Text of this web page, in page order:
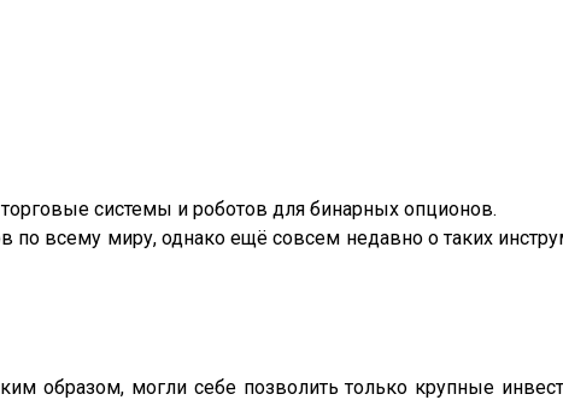
системы и роботов для бинарных опционов.
по всему миру, однако ещё совсем недавно о таких
образом, могли себе позволить только крупные